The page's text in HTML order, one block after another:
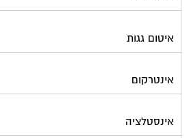
איטום גגות
אינטרקום
אינסטלציה